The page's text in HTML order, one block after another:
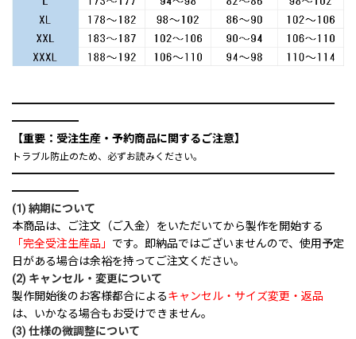
━━━━━━━━━━━━━━━━━━━━━━━━━━━━━
━━━━━━
【重要：受注生産・予約商品に関するご注意】
トラブル防止のため、必ずお読みください。
━━━━━━━━━━━━━━━━━━━━━━━━━━━━━
━━━━━━
(1) 納期について
本商品は、ご注文（ご入金）をいただいてから製作を開始する
「完全受注生産品」 です。即納品ではございませんので、使用予定
日がある場合は余裕を持ってご注文ください。
(2) キャンセル・変更について
製作開始後のお客様都合によるキャンセル・サイズ変更・返品
は、いかなる場合もお受けできません。
(3) 仕様の微調整について